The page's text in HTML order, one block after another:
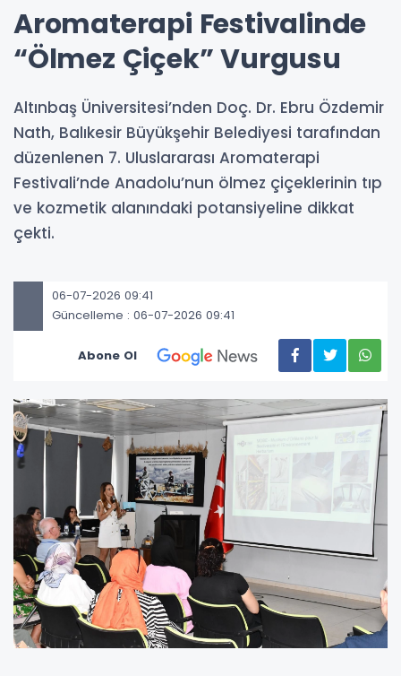
Aromaterapi Festivalinde
“Ölmez Çiçek” Vurgusu
Altınbaş Üniversitesi’nden Doç. Dr. Ebru Özdemir
Nath, Balıkesir Büyükşehir Belediyesi tarafından
düzenlenen 7. Uluslararası Aromaterapi
Festivali’nde Anadolu’nun ölmez çiçeklerinin tıp
ve kozmetik alanındaki potansiyeline dikkat
çekti.
06-07-2026 09:41
Güncelleme : 06-07-2026 09:41
Abone Ol